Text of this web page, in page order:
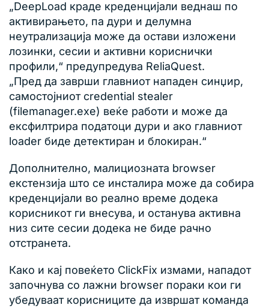
„DeepLoad краде креденцијали веднаш по
активирањето, па дури и делумна
неутрализација може да остави изложени
лозинки, сесии и активни кориснички
профили,“ предупредува ReliaQuest.
„Пред да заврши главниот нападен синџир,
самостојниот credential stealer
(filemanager.exe) веќе работи и може да
ексфилтрира податоци дури и ако главниот
loader биде детектиран и блокиран.“
Дополнително, малициозната browser
екстензија што се инсталира може да собира
креденцијали во реално време додека
корисникот ги внесува, и останува активна
низ сите сесии додека не биде рачно
отстранета.
Како и кај повеќето ClickFix измами, нападот
започнува со лажни browser пораки кои ги
убедуваат корисниците да извршат команда